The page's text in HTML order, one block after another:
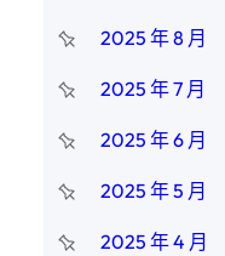
2025 年 8 月
2025 年 7 月
2025 年 6 月
2025 年 5 月
2025 年 4 月